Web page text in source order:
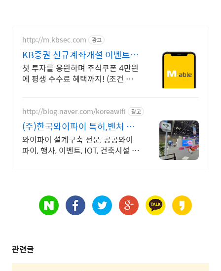
http://m.kbsec.com 광고
KB증권 신규계좌개설 이벤트
국내주식쿠폰 최대 5만원
첫 투자를 응원하며 주식쿠폰 4만원
에 평생 수수료 혜택까지! (조건 충
http://blog.naver.com/koreawifi 광고
(주)한국와이파이 특허,벤처 1:1
맞춤 상담 및 견적
와이파이 설계구축 전문, 공공와이
파이, 행사, 이벤트, IOT, 건축시설 와
관련글